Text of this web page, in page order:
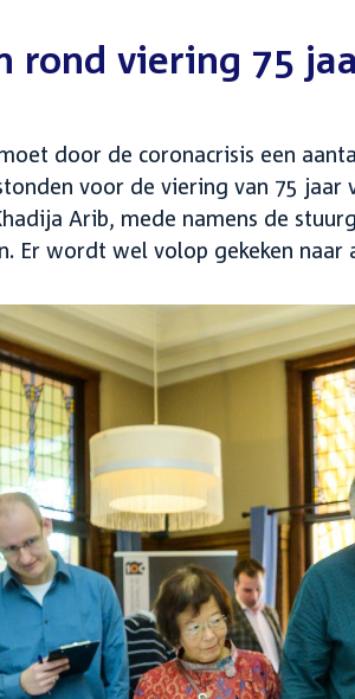
rond viering 75
door de coronacrisis een
voor de viering van 75 jaar
Arib, mede namens de
Er wordt wel volop gekeken